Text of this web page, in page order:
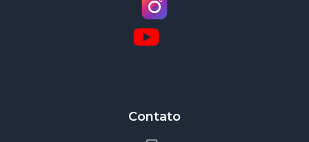
Contato